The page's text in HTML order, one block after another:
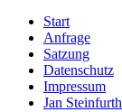
Start
Anfrage
Satzung
Datenschutz
Impressum
Jan Steinfurth